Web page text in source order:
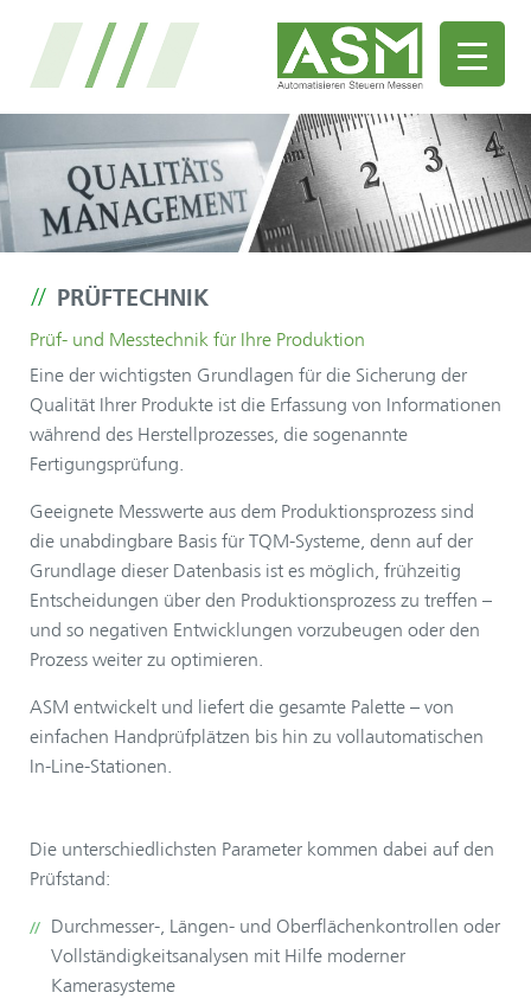
PRÜFTECHNIK
Prüf- und Messtechnik für Ihre Produktion
Eine der wichtigsten Grundlagen für die Sicherung der
Qualität Ihrer Produkte ist die Erfassung von Informationen
während des Herstellprozesses, die sogenannte
Fertigungsprüfung.
Geeignete Messwerte aus dem Produktionsprozess sind
die unabdingbare Basis für TQM-Systeme, denn auf der
Grundlage dieser Datenbasis ist es möglich, frühzeitig
Entscheidungen über den Produktionsprozess zu treffen –
und so negativen Entwicklungen vorzubeugen oder den
Prozess weiter zu optimieren.
ASM entwickelt und liefert die gesamte Palette – von
einfachen Handprüfplätzen bis hin zu vollautomatischen
In-Line-Stationen.
Die unterschiedlichsten Parameter kommen dabei auf den
Prüfstand:
Durchmesser-, Längen- und Oberflächenkontrollen oder
Vollständigkeitsanalysen mit Hilfe moderner
Kamerasysteme